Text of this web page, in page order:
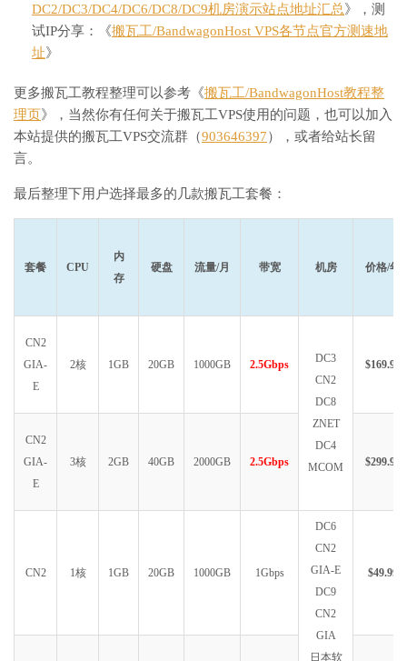
DC2/DC3/DC4/DC6/DC8/DC9机房演示站点地址汇总》，测
试IP分享：《搬瓦工/BandwagonHost VPS各节点官方测速地
址》
更多搬瓦工教程整理可以参考《搬瓦工/BandwagonHost教程整
理页》，当然你有任何关于搬瓦工VPS使用的问题，也可以加入
本站提供的搬瓦工VPS交流群（903646397），或者给站长留
言。
最后整理下用户选择最多的几款搬瓦工套餐：
套餐 CPU
内
存
硬盘 流量/月 带宽 机房 价格/年
CN2
GIA-
E
2核 1GB 20GB 1000GB 2.5Gbps
DC3
CN2
DC8
ZNET
DC4
MCOM
$169.99
CN2
GIA-
E
3核 2GB 40GB 2000GB 2.5Gbps $299.99
CN2 1核 1GB 20GB 1000GB 1Gbps
DC6
CN2
GIA-E
DC9
CN2
GIA
日本软
$49.99